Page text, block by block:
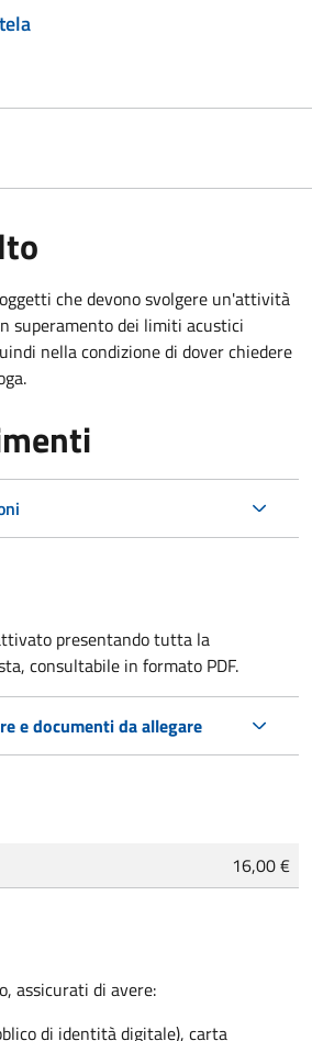
che devono svolgere un'attività
superamento dei limiti acustici
nella condizione di dover chiedere
presentando tutta la
consultabile in formato PDF.
e documenti da allegare
16,00 €
assicurati di avere:
di identità digitale), carta